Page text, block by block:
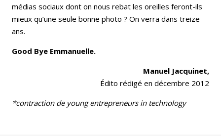
médias sociaux dont on nous rebat les oreilles feront-ils
mieux qu’une seule bonne photo ? On verra dans treize
ans.
Good Bye Emmanuelle.
Manuel Jacquinet,
Édito rédigé en décembre 2012
*contraction de young entrepreneurs in technology